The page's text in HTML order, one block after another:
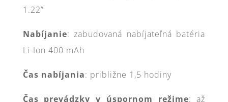
1.22”
Nabíjanie: zabudovaná nabíjateľná batéria
Li-Ion 400 mAh
Čas nabíjania: približne 1,5 hodiny
Čas prevádzky v úspornom režime: až